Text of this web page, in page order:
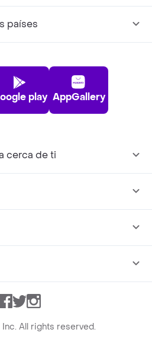
países
play AppGallery
cerca de ti
Facebook
TwitterInstagram
Inc. All rights reserved.